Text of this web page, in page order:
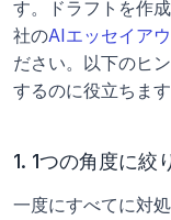
す。ドラフトを作
社のAIエッセイア
ださい。以下のヒ
するのに役立ちます
1. 1つの角度に絞
一度にすべてに対